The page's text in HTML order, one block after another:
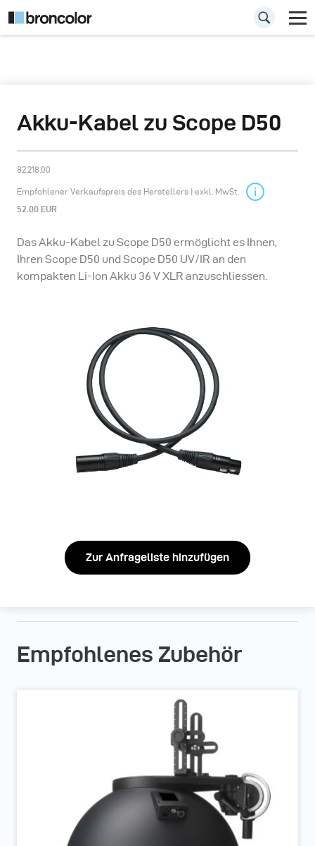
Akku-Kabel zu Scope D50
82.218.00
Empfohlener Verkaufspreis des Herstellers | exkl. MwSt.
52.00 EUR
Das Akku-Kabel zu Scope D50 ermöglicht es Ihnen,
Ihren Scope D50 und Scope D50 UV/IR an den
kompakten Li-Ion Akku 36 V XLR anzuschliessen.
Zur Anfrageliste hinzufügen
Empfohlenes Zubehör